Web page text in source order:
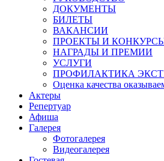
ДОКУМЕНТЫ
БИЛЕТЫ
ВАКАНСИИ
ПРОЕКТЫ И
НАГРАДЫ И ПРЕМИИ
УСЛУГИ
ПРОФИЛАКТИКА
Оценка качества
Актеры
Репертуар
Афиша
Галерея
Фотогалерея
Видеогалерея